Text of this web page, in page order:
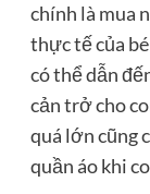
chính là mua
thực tế của
có thể dẫn
cản trở cho
quá lớn cũng
quần áo khi